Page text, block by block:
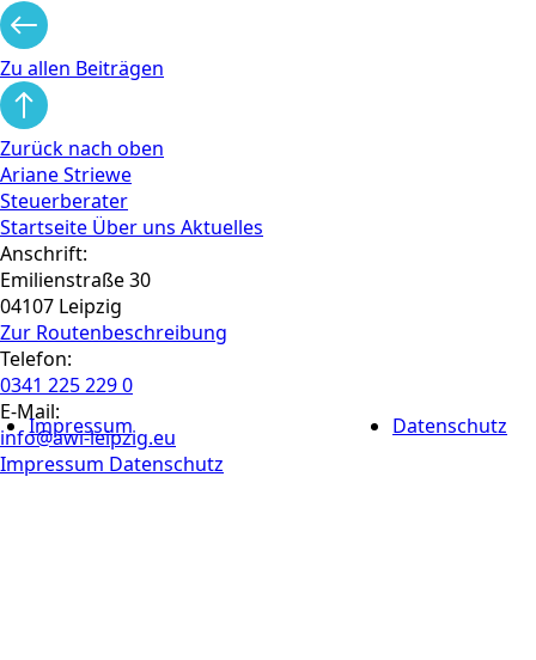
Impressum Datenschutz
Zu allen Beiträgen
Zurück nach oben
Ariane Striewe
Steuerberater
Startseite Über uns Aktuelles
Anschrift:
Emilienstraße 30
04107 Leipzig
Zur Routen­beschreibung
Telefon:
0341 225 229 0
E-Mail:
info@awi-leipzig.eu
Impressum Datenschutz